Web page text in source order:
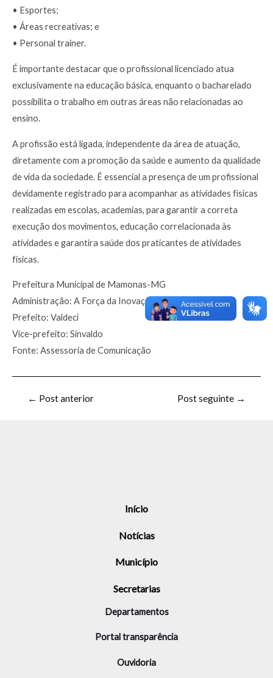
• Esportes;
• Áreas recreativas; e
• Personal trainer.
É importante destacar que o profissional licenciado atua
exclusivamente na educação básica, enquanto o bacharelado
possibilita o trabalho em outras áreas não relacionadas ao
ensino.
A profissão está ligada, independente da área de atuação,
diretamente com a promoção da saúde e aumento da qualidade
de vida da sociedade. É essencial a presença de um profissional
devidamente registrado para acompanhar as atividades físicas
realizadas em escolas, academias, para garantir a correta
execução dos movimentos, educação correlacionada às
atividades e garantira saúde dos praticantes de atividades
físicas.
Prefeitura Municipal de Mamonas-MG
Administração: A Força da Inovação – 2021-2024
Prefeito: Valdeci
Vice-prefeito: Sinvaldo
Fonte: Assessoria de Comunicação
← Post anterior Post seguinte →
Início
Notícias
Município
Secretarias
Departamentos
Portal transparência
Ouvidoria